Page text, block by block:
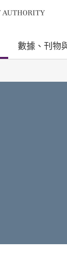
數據、刊物